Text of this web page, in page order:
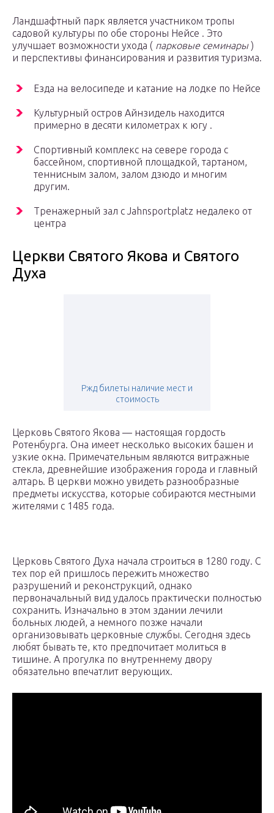
Ландшафтный парк является участником тропы
садовой культуры по обе стороны Нейсе . Это
улучшает возможности ухода ( парковые семинары)
и перспективы финансирования и развития туризма.
Езда на велосипеде и катание на лодке по Нейсе
Культурный остров Айнзидель находится
примерно в десяти километрах к югу .
Спортивный комплекс на севере города с
бассейном, спортивной площадкой, тартаном,
теннисным залом, залом дзюдо и многим
другим.
Тренажерный зал с Jahnsportplatz недалеко от
центра
Церкви Святого Якова и Святого
Духа
Ржд билеты наличие мест и
стоимость
Церковь Святого Якова — настоящая гордость
Ротенбурга. Она имеет несколько высоких башен и
узкие окна. Примечательным являются витражные
стекла, древнейшие изображения города и главный
алтарь. В церкви можно увидеть разнообразные
предметы искусства, которые собираются местными
жителями с 1485 года.
Церковь Святого Духа начала строиться в 1280 году. С
тех пор ей пришлось пережить множество
разрушений и реконструкций, однако
первоначальный вид удалось практически полностью
сохранить. Изначально в этом здании лечили
больных людей, а немного позже начали
организовывать церковные службы. Сегодня здесь
любят бывать те, кто предпочитает молиться в
тишине. А прогулка по внутреннему двору
обязательно впечатлит верующих.